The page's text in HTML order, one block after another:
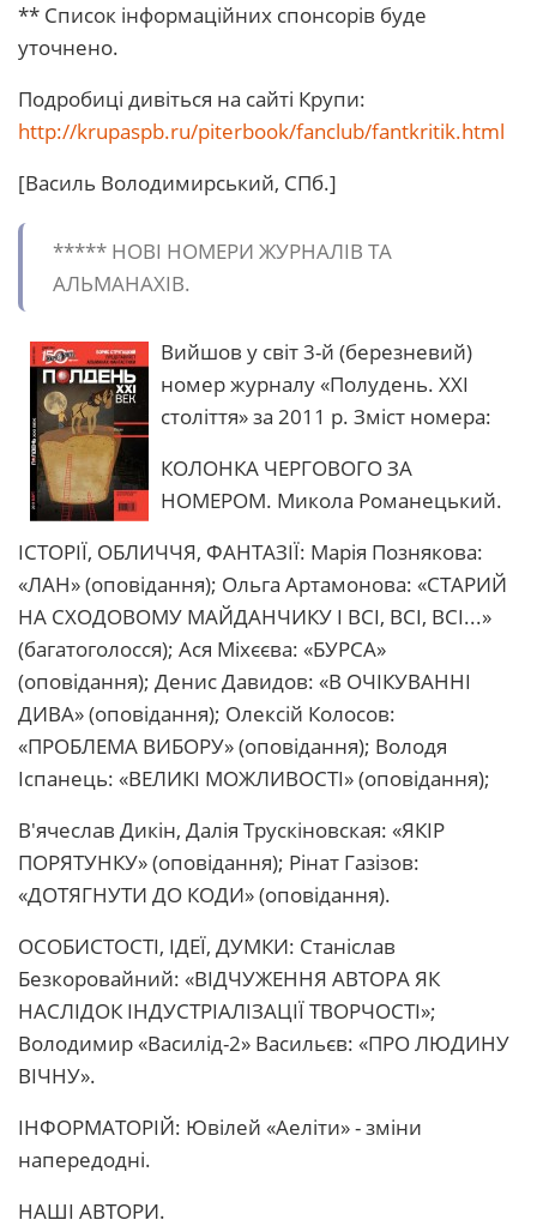
** Список інформаційних спонсорів буде
уточнено.
Подробиці дивіться на сайті Крупи:
http://krupaspb.ru/piterbook/fanclub/fantkritik.html
[Василь Володимирський, СПб.]
***** HОВІ HОМЕРИ ЖУРHАЛІВ ТА
АЛЬМАНАХІВ.
Вийшов у світ 3-й (березневий)
номер журналу «Полудень. XXI
століття» за 2011 р. Зміст номера:
КОЛОНКА ЧЕРГОВОГО ЗА
НОМЕРОМ. Микола Романецький.
ІСТОРІЇ, ОБЛИЧЧЯ, ФАНТАЗІЇ: Марія Познякова:
«ЛАН» (оповідання); Ольга Артамонова: «СТАРИЙ
НА СХОДОВОМУ МАЙДАНЧИКУ І ВСІ, ВСІ, ВСІ...»
(багатоголосся); Ася Міхєєва: «БУРСА»
(оповідання); Денис Давидов: «В ОЧІКУВАННІ
ДИВА» (оповідання); Олексій Колосов:
«ПРОБЛЕМА ВИБОРУ» (оповідання); Володя
Іспанець: «ВЕЛИКІ МОЖЛИВОСТІ» (оповідання);
В'ячеслав Дикін, Далія Трускіновская: «ЯКІР
ПОРЯТУНКУ» (оповідання); Рінат Газізов:
«ДОТЯГНУТИ ДО КОДИ» (оповідання).
ОСОБИСТОСТІ, ІДЕЇ, ДУМКИ: Станіслав
Безкоровайний: «ВІДЧУЖЕННЯ АВТОРА ЯК
НАСЛІДОК ІНДУСТРІАЛІЗАЦІЇ ТВОРЧОСТІ»;
Володимир «Василід-2» Васильєв: «ПРО ЛЮДИНУ
ВІЧНУ».
ІНФОРМАТОРІЙ: Ювілей «Аеліти» - зміни
напередодні.
НАШІ АВТОРИ.